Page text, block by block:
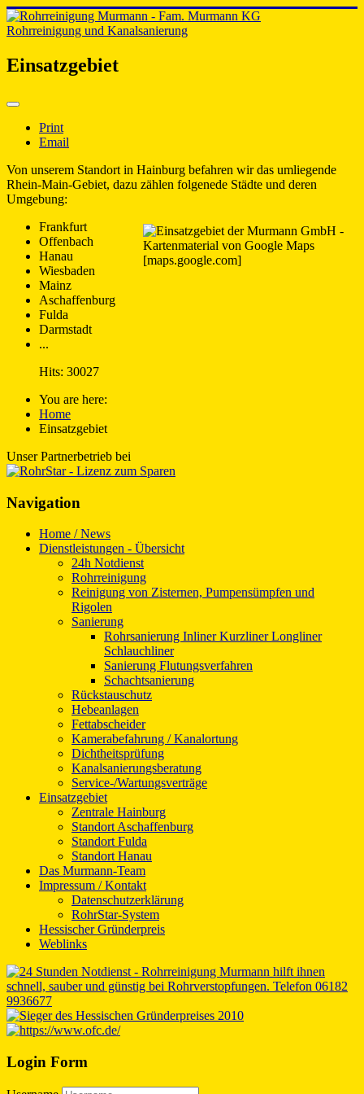
Rohrreinigung und Kanalsanierung
Einsatzgebiet
Print
Email
Von unserem Standort in Hainburg befahren wir das umliegende
Rhein-Main-Gebiet, dazu zählen folgenede Städte und deren
Umgebung:
Frankfurt
Offenbach
Hanau
Wiesbaden
Mainz
Aschaffenburg
Fulda
Darmstadt
...
Hits: 30027
You are here:
Home
Einsatzgebiet
Unser Partnerbetrieb bei
Navigation
Home / News
Dienstleistungen - Übersicht
24h Notdienst
Rohrreinigung
Reinigung von Zisternen, Pumpensümpfen und
Rigolen
Sanierung
Rohrsanierung Inliner Kurzliner Longliner
Schlauchliner
Sanierung Flutungsverfahren
Schachtsanierung
Rückstauschutz
Hebeanlagen
Fettabscheider
Kamerabefahrung / Kanalortung
Dichtheitsprüfung
Kanalsanierungsberatung
Service-/Wartungsverträge
Einsatzgebiet
Zentrale Hainburg
Standort Aschaffenburg
Standort Fulda
Standort Hanau
Das Murmann-Team
Impressum / Kontakt
Datenschutzerklärung
RohrStar-System
Hessischer Gründerpreis
Weblinks
Login Form